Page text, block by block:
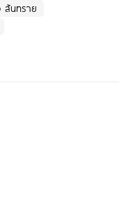
สันทราย